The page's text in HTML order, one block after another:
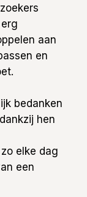
aan
en
bedanken
hen
elke dag
een